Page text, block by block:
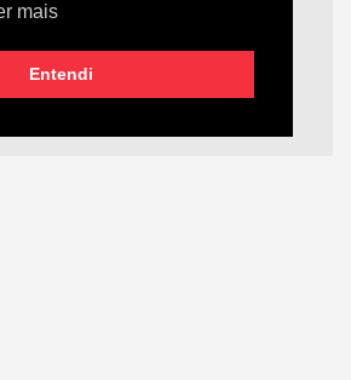
mais
Entendi
(s)